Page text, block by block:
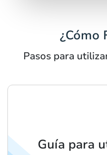
¿Cómo
Pasos para
Guía para